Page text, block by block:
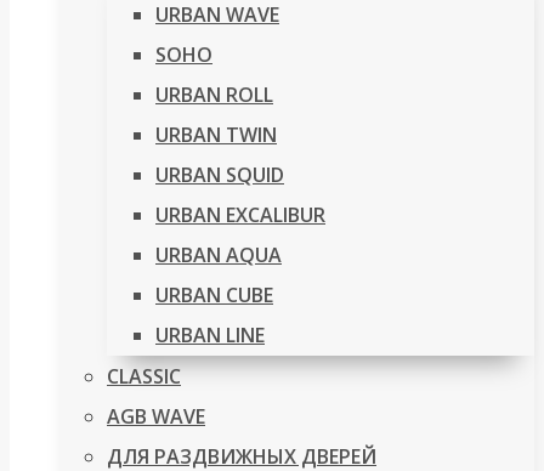
URBAN WAVE
SOHO
URBAN ROLL
URBAN TWIN
URBAN SQUID
URBAN EXCALIBUR
URBAN AQUA
URBAN CUBE
URBAN LINE
CLASSIC
AGB WAVE
ДЛЯ РАЗДВИЖНЫХ ДВЕРЕЙ